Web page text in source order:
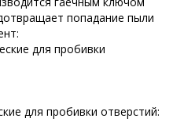
попадание пыли
для пробивки
для пробивки отверстий: